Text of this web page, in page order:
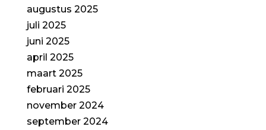
augustus 2025
juli 2025
juni 2025
april 2025
maart 2025
februari 2025
november 2024
september 2024